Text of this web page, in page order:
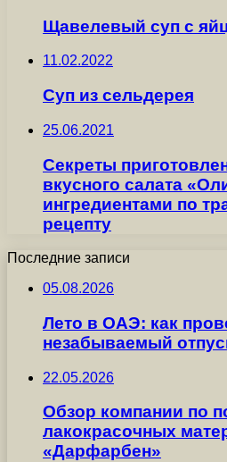
Щавелевый суп с
11.02.2022
Суп из сельдерея
25.06.2021
Секреты
вкусного салата
ингредиентами по
рецепту
Последние записи
05.08.2026
Лето в ОАЭ: как
незабываемый
22.05.2026
Обзор компании по
лакокрасочных
«Дарфарбен»